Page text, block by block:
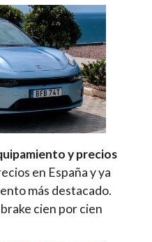
y precios
en España y ya
más destacado.
cien por cien